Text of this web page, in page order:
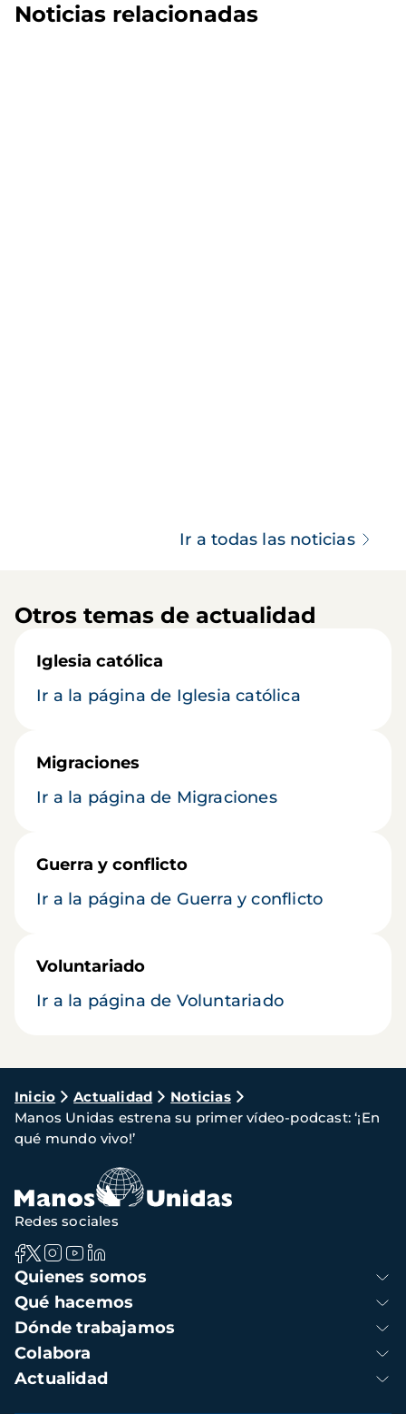
Noticias relacionadas
Ir a todas las noticias
Otros temas de actualidad
Iglesia católica
Ir a la página de Iglesia católica
Migraciones
Ir a la página de Migraciones
Guerra y conflicto
Ir a la página de Guerra y conflicto
Voluntariado
Ir a la página de Voluntariado
Ruta
de
navegación
Inicio Actualidad
Noticias
Manos Unidas estrena su primer vídeo-podcast: ‘¡En
qué mundo vivo!’
Navegación
principal
Quienes somos
Qué hacemos
Dónde trabajamos
Colabora
Actualidad
Redes sociales